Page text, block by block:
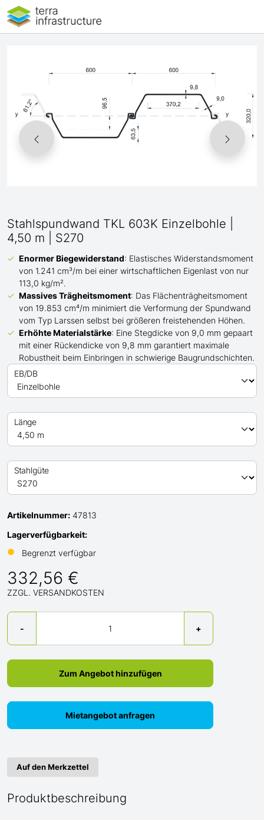
Stahlspundwand TKL 603K Einzelbohle |
4,50 m | S270
Enormer Biegewiderstand: Elastisches Widerstandsmoment
von 1.241 cm³/m bei einer wirtschaftlichen Eigenlast von nur
113,0 kg/m².
Massives Trägheitsmoment: Das Flächenträgheitsmoment
von 19.853 cm⁴/m minimiert die Verformung der Spundwand
vom Typ Larssen selbst bei größeren freistehenden Höhen.
Erhöhte Materialstärke: Eine Stegdicke von 9,0 mm gepaart
mit einer Rückendicke von 9,8 mm garantiert maximale
Robustheit beim Einbringen in schwierige Baugrundschichten.
EB/DB
Länge
Stahlgüte
Artikelnummer: 47813
Lagerverfügbarkeit:
●
Begrenzt verfügbar
332,56 €
ZZGL. VERSANDKOSTEN
-
Menge
+
Zum Angebot hinzufügen
Mietangebot anfragen
Auf den Merkzettel
Produktbeschreibung